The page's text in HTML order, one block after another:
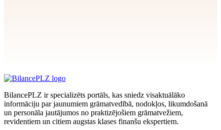
BilancePLZ ir specializēts portāls, kas sniedz visaktuālāko
informāciju par jaunumiem grāmatvedībā, nodokļos, likumdošanā
un personāla jautājumos no praktizējošiem grāmatvežiem,
revidentiem un citiem augstas klases finanšu ekspertiem.